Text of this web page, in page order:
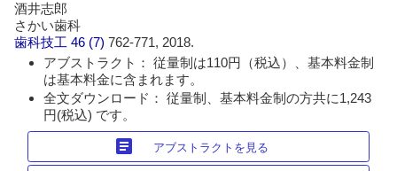
酒井志郎
さかい歯科
歯科技工 46 (7)762-771, 2018.
アブストラクト： 従量制は110円（税込）、基本料金制
は基本料金に含まれます。
全文ダウンロード： 従量制、基本料金制の方共に1,243
円(税込) です。
article アブストラクトを見る